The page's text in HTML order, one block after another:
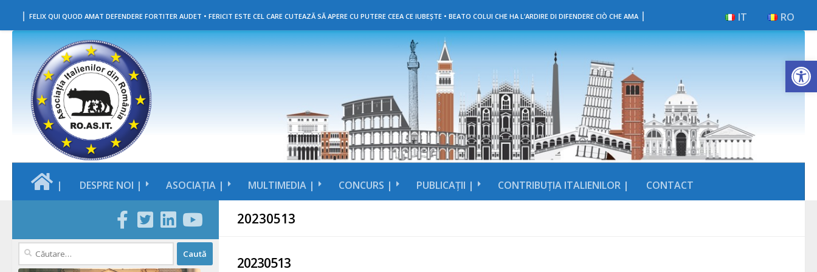
Skip to content
| FELIX QUI QUOD AMAT DEFENDERE FORTITER AUDET • FERICIT ESTE CEL CARE CUTEAZĂ SĂ APERE CU PUTERE CEEA CE IUBEȘTE • BEATO COLUI CHE HA L’ARDIRE DI DIFENDERE CIÒ CHE AMA | RO
IT
| DESPRE NOI | ASOCIAȚIA | MULTIMEDIA | CONCURS | PUBLICAȚII | CONTRIBUȚIA ITALIENILOR | CONTACT
20230513
20230513
Caută